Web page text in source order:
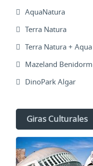
AquaNatura
Terra Natura
Terra Natura +
Mazeland Benidorm
DinoPark Algar
Giras Culturales